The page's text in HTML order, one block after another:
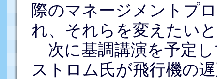
際のマネージメントプ
れ、それらを変えたい
次に基調講演を予定
ストロム氏が飛行機の